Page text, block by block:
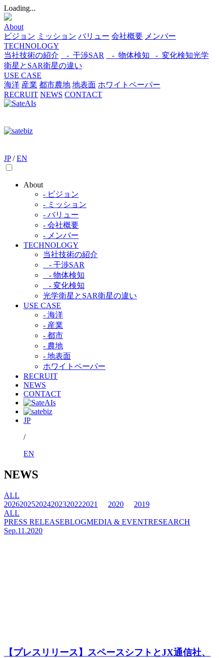
Loading...
About
ビジョン ミッション バリュー 会社概要 メンバー
TECHNOLOGY
当社技術の紹介
- 干渉SAR - 物体検知​ - 変化検知​光学
衛星とSAR衛星の違い
USE CASE
海洋 産業 都市​農地 地表面 ホワイトペーパー
RECRUIT NEWS CONTACT
JP / EN
About
- ビジョン
- ミッション
- バリュー
- 会社概要
- メンバー
TECHNOLOGY
当社技術の紹介​
- 干渉SAR​
- 物体検知​
- 変化検知​
光学衛星とSAR衛星の違い​
USE CASE
- 海洋
- 産業
- 都市​
- 農地
- 地表面
ホワイトペーパー
RECRUIT
NEWS
CONTACT
JP
/
EN
NEWS
ALL
202620252024202320222021 2020
2019
ALL
PRESS RELEASEBLOGMEDIA & EVENTRESEARCH
Sep.11.2020
【プレスリリース】スペースシフトとJX通信社、